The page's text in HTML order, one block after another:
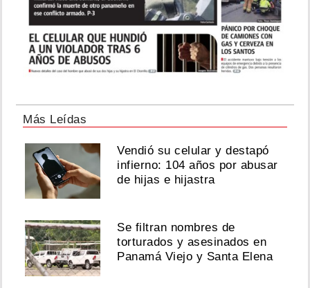
Más Leídas
Vendió su celular y destapó
infierno: 104 años por abusar
de hijas e hijastra
Se filtran nombres de
torturados y asesinados en
Panamá Viejo y Santa Elena